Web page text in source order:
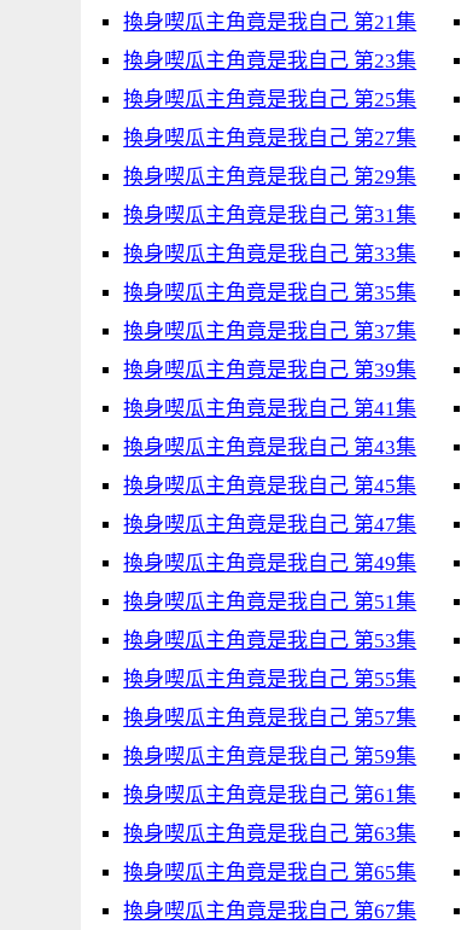
換身喫瓜主角竟是我自己 第21集
換身喫瓜主角竟是我自己 第23集
換身喫瓜主角竟是我自己 第25集
換身喫瓜主角竟是我自己 第27集
換身喫瓜主角竟是我自己 第29集
換身喫瓜主角竟是我自己 第31集
換身喫瓜主角竟是我自己 第33集
換身喫瓜主角竟是我自己 第35集
換身喫瓜主角竟是我自己 第37集
換身喫瓜主角竟是我自己 第39集
換身喫瓜主角竟是我自己 第41集
換身喫瓜主角竟是我自己 第43集
換身喫瓜主角竟是我自己 第45集
換身喫瓜主角竟是我自己 第47集
換身喫瓜主角竟是我自己 第49集
換身喫瓜主角竟是我自己 第51集
換身喫瓜主角竟是我自己 第53集
換身喫瓜主角竟是我自己 第55集
換身喫瓜主角竟是我自己 第57集
換身喫瓜主角竟是我自己 第59集
換身喫瓜主角竟是我自己 第61集
換身喫瓜主角竟是我自己 第63集
換身喫瓜主角竟是我自己 第65集
換身喫瓜主角竟是我自己 第67集